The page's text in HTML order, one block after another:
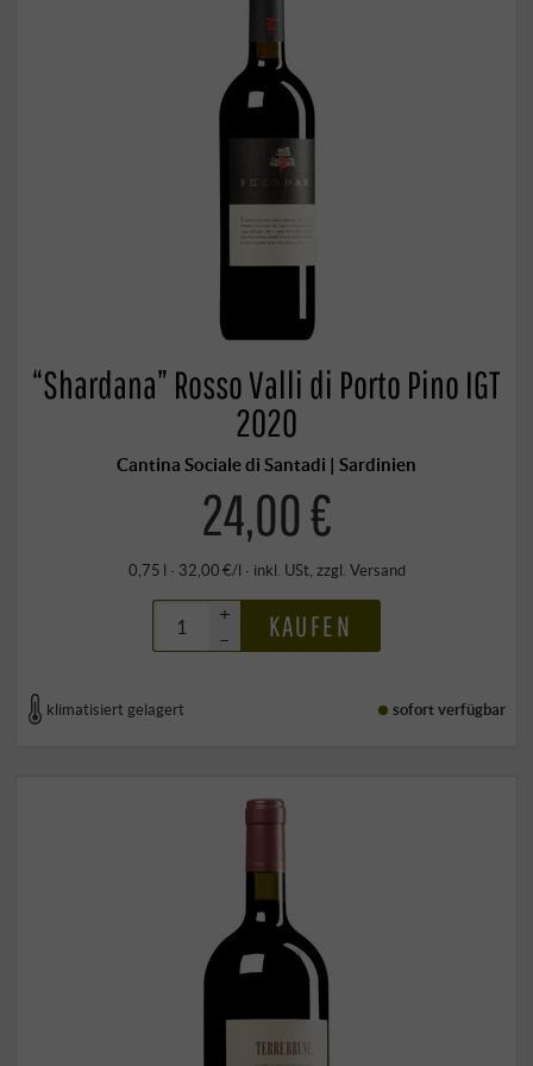
“Shardana” Rosso Valli di Porto Pino IGT
2020
Cantina Sociale di Santadi | Sardinien
24,00 €
0,75 l · 32,00 €/l · inkl. USt, zzgl. Versand
+
–
KAUFEN
klimatisiert gelagert sofort verfügbar